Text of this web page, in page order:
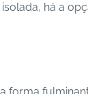
há a